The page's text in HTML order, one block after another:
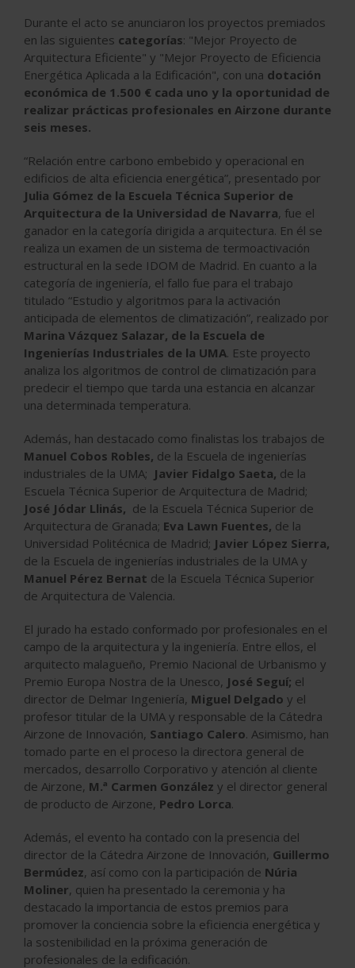
Durante el acto se anunciaron los proyectos premiados
en las siguientes categorías: "Mejor Proyecto de
Arquitectura Eficiente" y "Mejor Proyecto de Eficiencia
Energética Aplicada a la Edificación", con una dotación
económica de 1.500 € cada uno y la oportunidad de
realizar prácticas profesionales en Airzone durante
seis meses.
“Relación entre carbono embebido y operacional en
edificios de alta eficiencia energética”, presentado por
Julia Gómez de la Escuela Técnica Superior de
Arquitectura de la Universidad de Navarra, fue el
ganador en la categoría dirigida a arquitectura. En él se
realiza un examen de un sistema de termoactivación
estructural en la sede IDOM de Madrid. En cuanto a la
categoría de ingeniería, el fallo fue para el trabajo
titulado “Estudio y algoritmos para la activación
anticipada de elementos de climatización”, realizado por
Marina Vázquez Salazar, de la Escuela de
Ingenierías Industriales de la UMA. Este proyecto
analiza los algoritmos de control de climatización para
predecir el tiempo que tarda una estancia en alcanzar
una determinada temperatura.
Además, han destacado como finalistas los trabajos de
Manuel Cobos Robles, de la Escuela de ingenierías
industriales de la UMA; Javier Fidalgo Saeta, de la
Escuela Técnica Superior de Arquitectura de Madrid;
José Jódar Llinás, de la Escuela Técnica Superior de
Arquitectura de Granada; Eva Lawn Fuentes, de la
Universidad Politécnica de Madrid; Javier López Sierra,
de la Escuela de ingenierías industriales de la UMA y
Manuel Pérez Bernat de la Escuela Técnica Superior
de Arquitectura de Valencia.
El jurado ha estado conformado por profesionales en el
campo de la arquitectura y la ingeniería. Entre ellos, el
arquitecto malagueño, Premio Nacional de Urbanismo y
Premio Europa Nostra de la Unesco, José Seguí; el
director de Delmar Ingeniería, Miguel Delgado y el
profesor titular de la UMA y responsable de la Cátedra
Airzone de Innovación, Santiago Calero. Asimismo, han
tomado parte en el proceso la directora general de
mercados, desarrollo Corporativo y atención al cliente
de Airzone, M.ª Carmen González y el director general
de producto de Airzone, Pedro Lorca.
Además, el evento ha contado con la presencia del
director de la Cátedra Airzone de Innovación, Guillermo
Bermúdez, así como con la participación de Núria
Moliner, quien ha presentado la ceremonia y ha
destacado la importancia de estos premios para
promover la conciencia sobre la eficiencia energética y
la sostenibilidad en la próxima generación de
profesionales de la edificación.